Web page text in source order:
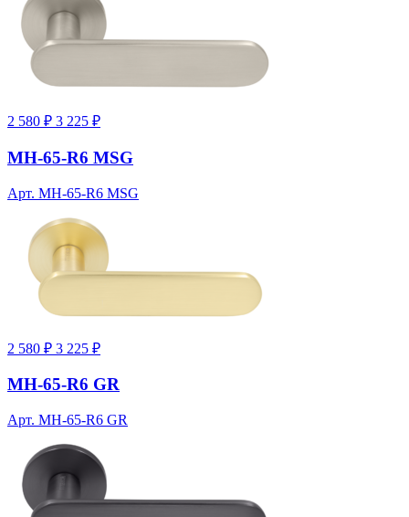
2 580 ₽ 3 225 ₽
MH-65-R6 MSG
Арт. MH-65-R6 MSG
2 580 ₽ 3 225 ₽
MH-65-R6 GR
Арт. MH-65-R6 GR